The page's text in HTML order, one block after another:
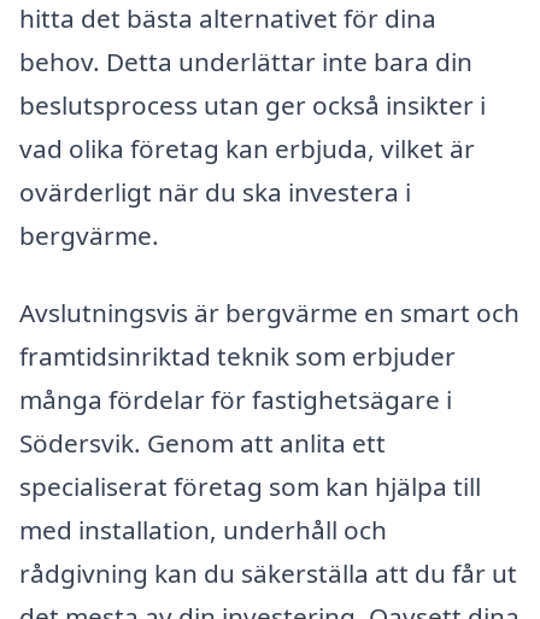
hitta det bästa alternativet för dina
behov. Detta underlättar inte bara din
beslutsprocess utan ger också insikter i
vad olika företag kan erbjuda, vilket är
ovärderligt när du ska investera i
bergvärme.
Avslutningsvis är bergvärme en smart och
framtidsinriktad teknik som erbjuder
många fördelar för fastighetsägare i
Södersvik. Genom att anlita ett
specialiserat företag som kan hjälpa till
med installation, underhåll och
rådgivning kan du säkerställa att du får ut